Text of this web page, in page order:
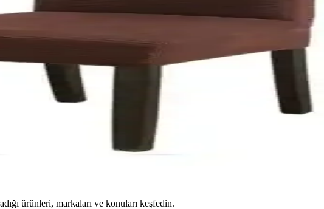
ürünleri, markaları ve konuları keşfedin.